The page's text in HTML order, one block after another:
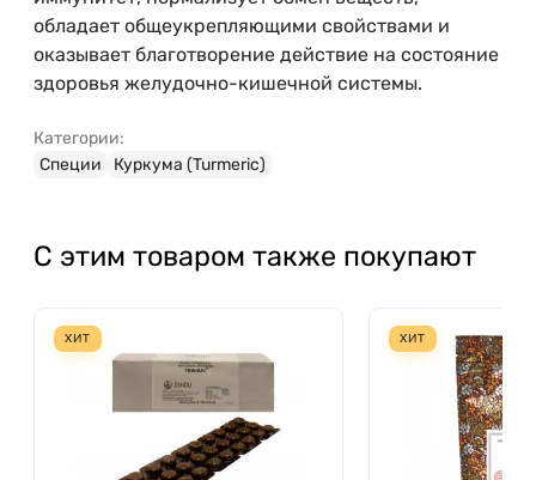
обладает общеукрепляющими свойствами и
оказывает благотворение действие на состояние
здоровья желудочно-кишечной системы.
Категории:
Специи
Куркума (Turmeric)
С этим товаром также покупают
ХИТ ХИТ